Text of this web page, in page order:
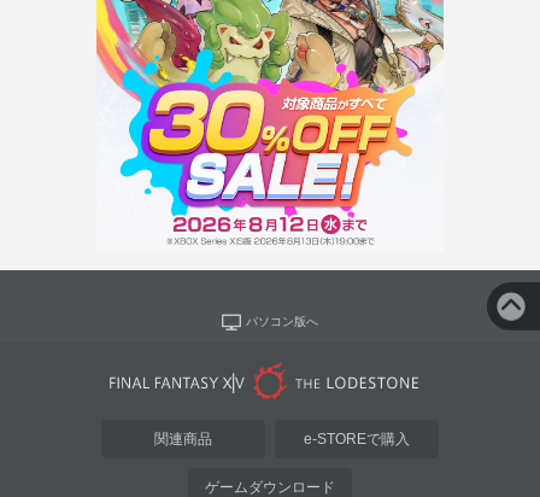
パソコン版へ
関連商品 e-STOREで購入
ゲームダウンロード